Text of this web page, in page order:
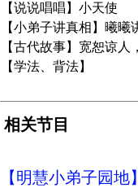
【说说唱唱】小天使
【小弟子讲真相】曦
【古代故事】宽恕谅人
【学法、背法】
相关节目
【明慧小弟子园